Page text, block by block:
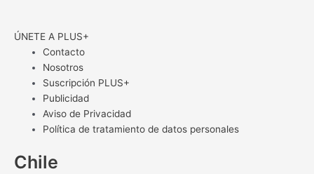
ÚNETE A PLUS+
Contacto
Nosotros
Suscripción PLUS+
Publicidad
Aviso de Privacidad
Política de tratamiento de datos personales
Chile